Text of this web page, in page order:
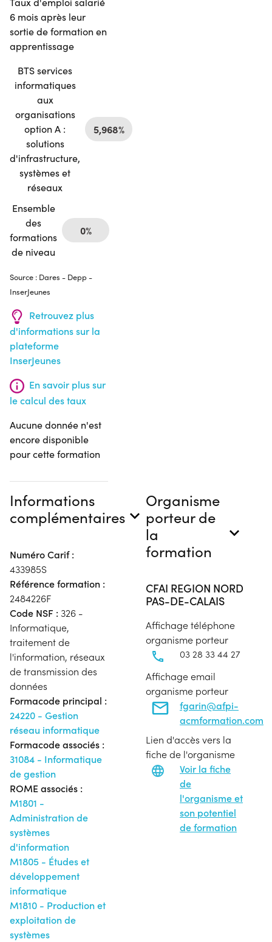
6 mois après leur
sortie de formation en
apprentissage
BTS services
informatiques
aux
organisations
option A :
solutions
d'infrastructure,
systèmes et
réseaux
5,968%
Ensemble
des
formations
de niveau
0%
Source : Dares - Depp -
InserJeunes
Retrouvez plus
d'informations sur la
plateforme
InserJeunes
En savoir plus sur
le calcul des taux
Aucune donnée n'est
encore disponible
pour cette formation
Informations
complémentaires
Numéro Carif :
433985S
Référence formation :
2484226F
Code NSF : 326 -
Informatique,
traitement de
l'information, réseaux
de transmission des
données
Formacode principal :
24220 - Gestion
réseau informatique
Formacode associés :
31084 - Informatique
de gestion
ROME associés :
M1801 -
Administration de
systèmes
d'information
M1805 - Études et
développement
informatique
M1810 - Production et
exploitation de
systèmes
Organisme
porteur de
la
formation
CFAI REGION NORD
PAS-DE-CALAIS
Affichage téléphone
organisme porteur
03 28 33 44 27
Affichage email
organisme porteur
fgarin@afpi-
acmformation.com
Lien d'accès vers la
fiche de l'organisme
Voir la fiche
de
l'organisme et
son potentiel
de formation